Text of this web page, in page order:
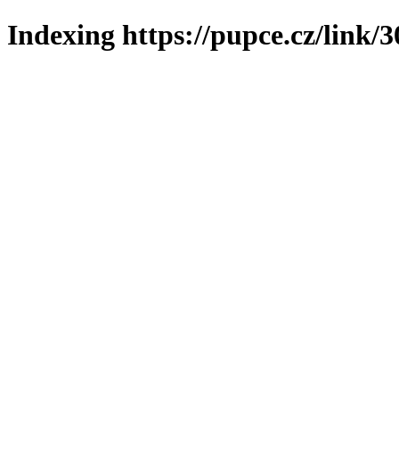
Indexing https://pupce.cz/link/